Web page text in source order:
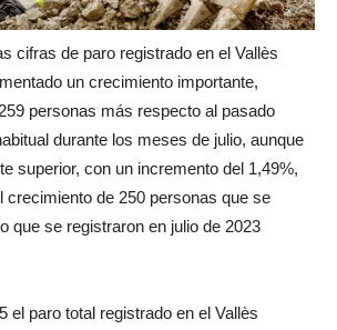
cifras de paro registrado en el Vallès
un crecimiento importante,
personas más respecto al pasado
durante los meses de julio, aunque
superior, con un incremento del 1,49%,
crecimiento de 250 personas que se
que se registraron en julio de 2023
el paro total registrado en el Vallès